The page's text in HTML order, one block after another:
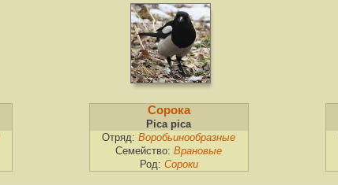
Сорока
Pica pica
Отряд: Воробьинообразные
Семейство: Врановые
Род: Сороки